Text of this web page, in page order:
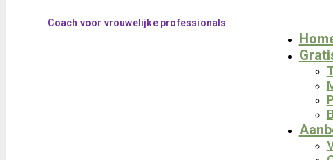
Coach voor vrouwelijke professionals